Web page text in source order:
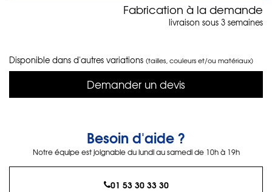
Fabrication à la demande
livraison sous 3 semaines
Disponible dans d'autres variations (tailles, couleurs et/ou matériaux)
Demander un devis
Besoin d'aide ?
Notre équipe est joignable du lundi au samedi de 10h à 19h
01 53 30 33 30